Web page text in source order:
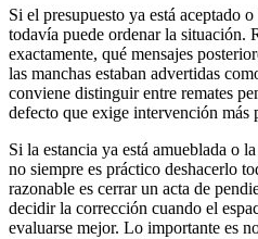
Si el presupuesto ya está aceptado
todavía puede ordenar la situación.
exactamente, qué mensajes
las manchas estaban advertidas
conviene distinguir entre remates
defecto que exige intervención más
Si la estancia ya está amueblada o
no siempre es práctico deshacerlo
razonable es cerrar un acta de
decidir la corrección cuando el
evaluarse mejor. Lo importante es